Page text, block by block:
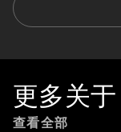
更多关于
查看全部